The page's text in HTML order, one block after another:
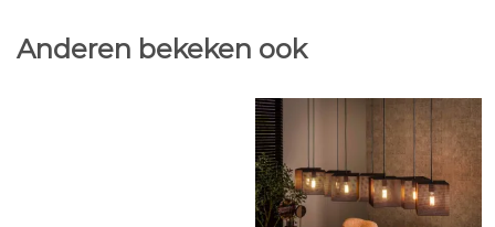
Anderen bekeken ook